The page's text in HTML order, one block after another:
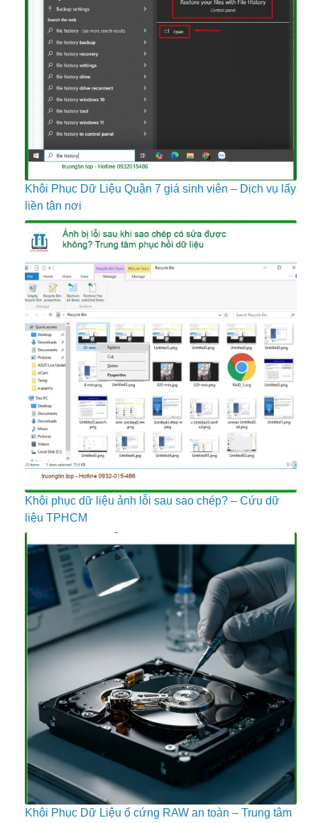
Khôi Phục Dữ Liệu Quận 7 giá sinh viên – Dịch vụ lấy
liền tận nơi
Khôi phục dữ liệu ảnh lỗi sau sao chép? – Cứu dữ
liệu TPHCM
Khôi Phục Dữ Liệu ổ cứng RAW an toàn – Trung tâm